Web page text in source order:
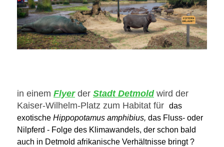
in einem Flyerder Stadt Detmoldwird der
Kaiser-Wilhelm-Platz zum Habitat für das
exotische Hippopotamus amphibius, das Fluss- oder
Nilpferd - Folge des Klimawandels, der schon bald
auch in Detmold afrikanische Verhältnisse bringt ?